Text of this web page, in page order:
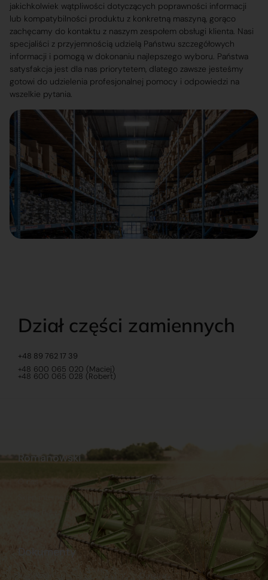
jakichkolwiek wątpliwości dotyczących poprawności informacji
lub kompatybilności produktu z konkretną maszyną, gorąco
zachęcamy do kontaktu z naszym zespołem obsługi klienta. Nasi
specjaliści z przyjemnością udzielą Państwu szczegółowych
informacji i pomogą w dokonaniu najlepszego wyboru. Państwa
satysfakcja jest dla nas priorytetem, dlatego zawsze jesteśmy
gotowi do udzielenia profesjonalnej pomocy i odpowiedzi na
wszelkie pytania.
Dział części zamiennych
+48 89 762 17 39
+48 600 065 020 (Maciej)
+48 600 065 028 (Robert)
Dokumenty
Regulamin Dostawy
Romanowski
Sklep internetowy
Praca
Ubezpieczenia